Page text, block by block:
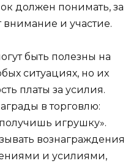
должен понимать, за
внимание и участие.
быть полезны на
ситуациях, но их
платы за усилия.
в торговлю:
игрушку».
вознаграждения
и усилиями,